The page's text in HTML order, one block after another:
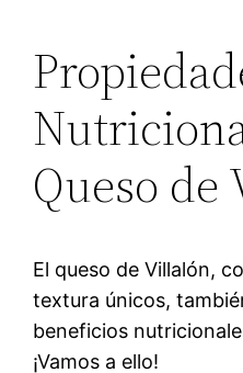
Queso
El queso de Villalón,
textura únicos,
beneficios
¡Vamos a ello!